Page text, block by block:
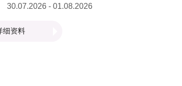
30.07.2026 - 01.08.2026
细资料